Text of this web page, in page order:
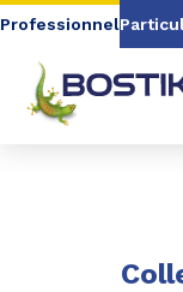
Aller au contenu
Aller à la
Professionnel